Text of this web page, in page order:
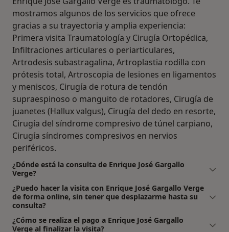
mostramos algunos de los servicios que ofrece
gracias a su trayectoria y amplia experiencia:
Primera visita Traumatología y Cirugía Ortopédica,
Infiltraciones articulares o periarticulares,
Artrodesis subastragalina, Artroplastia rodilla con
prótesis total, Artroscopia de lesiones en ligamentos
y meniscos, Cirugía de rotura de tendón
supraespinoso o manguito de rotadores, Cirugía de
juanetes (Hallux valgus), Cirugía del dedo en resorte,
Cirugía del síndrome compresivo de túnel carpiano,
Cirugía síndromes compresivos en nervios
periféricos.
¿Dónde está la consulta de Enrique José Gargallo
Verge?
¿Puedo hacer la visita con Enrique José Gargallo Verge
de forma online, sin tener que desplazarme hasta su
consulta?
¿Cómo se realiza el pago a Enrique José Gargallo
Verge al finalizar la visita?